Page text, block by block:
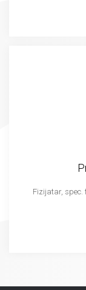
Fizijatar, spec.